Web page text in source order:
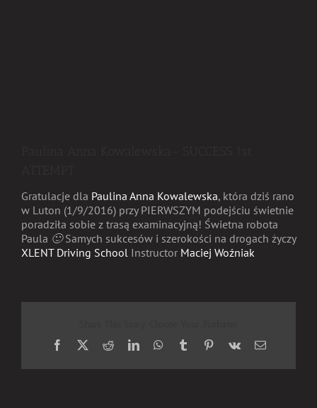
Gratulacje dla Paulina Anna Kowalewska, która dziś rano
w Luton (1/9/2016) przy PIERWSZYM podejściu świetnie
poradziła sobie z trasą examinacyjną! Świetna robota
Paula 🙂Samych sukcesów i szerokości na drogach życzy
XLENT Driving School Instructor Maciej Woźniak
Facebook
X RedditLinkedInWhatsApp
TumblrPinterest
Vk Email